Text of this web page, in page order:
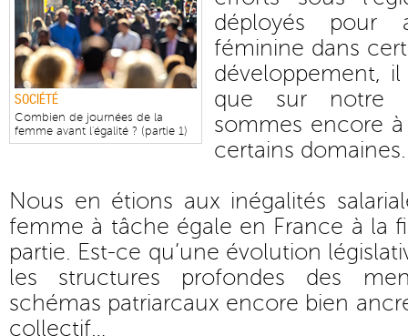
SOCIÉTÉ
Combien de journées de la
femme avant l'égalité ? (partie 1)
déployés pour
féminine dans
développement,
que sur notre
sommes encore à
certains domaines.
Nous en étions aux inégalités
femme à tâche égale en France à la
partie. Est-ce qu’une évolution
les structures profondes des
schémas patriarcaux encore bien
collectif…